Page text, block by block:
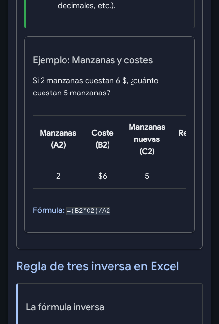
decimales, etc.).
Ejemplo: Manzanas y costes
Si 2 manzanas cuestan 6 $, ¿cuánto
cuestan 5 manzanas?
Manzanas
(A2)
Coste
(B2)
Manzanas
nuevas
(C2)
Resultado
2 $6 5
Fórmula: =(B2*C2)/A2
Regla de tres inversa en Excel
La fórmula inversa